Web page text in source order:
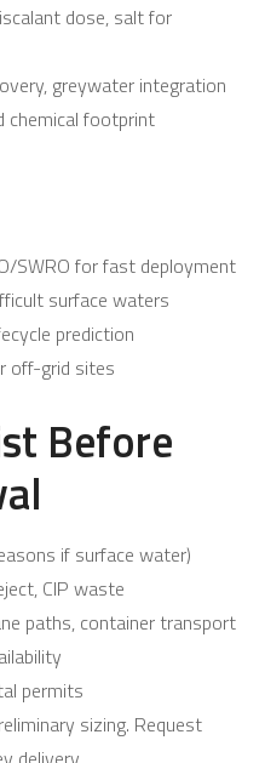
dose, salt for
greywater integration
chemical footprint
SWRO for fast deployment
surface waters
prediction
off-grid sites
Before
if surface water)
CIP waste
paths, container transport
permits
sizing. Request